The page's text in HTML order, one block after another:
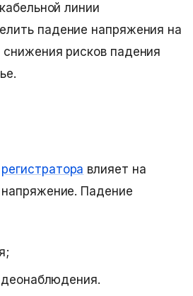
линии
падение напряжения на
рисков падения
регистратора влияет на
Падение